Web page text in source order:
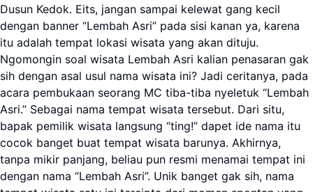
Dusun Kedok. Eits, jangan sampai kelewat gang kecil
dengan banner “Lembah Asri” pada sisi kanan ya, karena
itu adalah tempat lokasi wisata yang akan dituju.
Ngomongin soal wisata Lembah Asri kalian penasaran gak
sih dengan asal usul nama wisata ini? Jadi ceritanya, pada
acara pembukaan seorang MC tiba-tiba nyeletuk “Lembah
Asri.” Sebagai nama tempat wisata tersebut. Dari situ,
bapak pemilik wisata langsung “ting!” dapet ide nama itu
cocok banget buat tempat wisata barunya. Akhirnya,
tanpa mikir panjang, beliau pun resmi menamai tempat ini
dengan nama “Lembah Asri”. Unik banget gak sih, nama